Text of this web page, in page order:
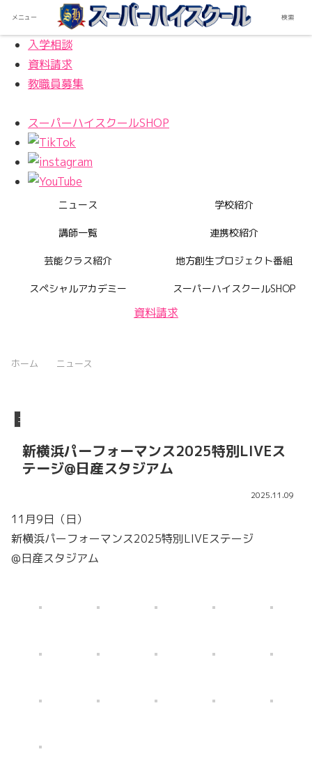
入学相談
資料請求
教職員募集
スーパーハイスクールSHOP
ニュース 学校紹介
講師一覧 連携校紹介
芸能クラス紹介 地方創生プロジェクト番組
スペシャルアカデミー スーパーハイスクールSHOP
資料請求
ホーム ニュース
ニュース
新横浜パーフォーマンス2025特別LIVEス
テージ@日産スタジアム
2025.11.09
11月9日（日）
新横浜パーフォーマンス2025特別LIVEステージ
@日産スタジアム
メニュー 検索